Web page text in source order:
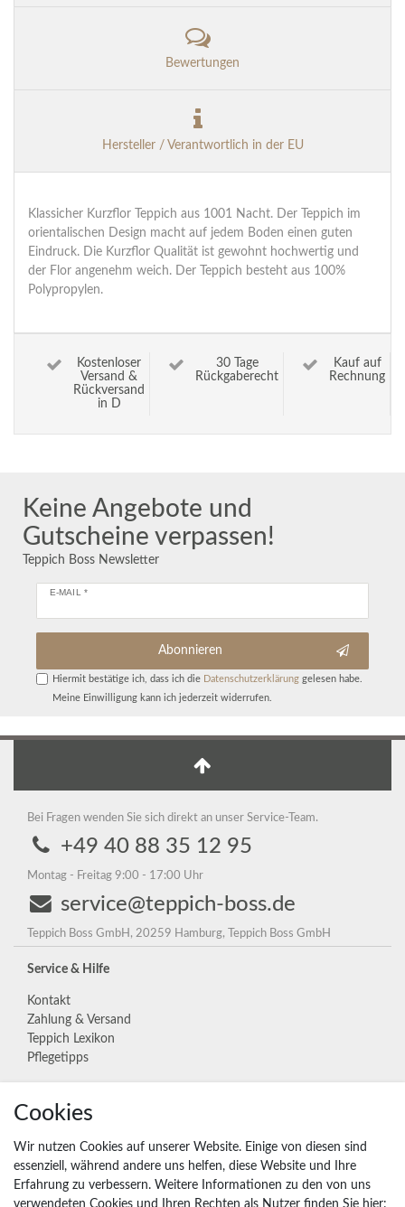
Bewertungen
Hersteller / Verantwortlich in der EU
Klassicher Kurzflor Teppich aus 1001 Nacht. Der Teppich im
orientalischen Design macht auf jedem Boden einen guten
Eindruck. Die Kurzflor Qualität ist gewohnt hochwertig und
der Flor angenehm weich. Der Teppich besteht aus 100%
Polypropylen.
Kostenloser
Versand &
Rückversand
in D
30 Tage
Rückgaberecht
Kauf auf
Rechnung
Keine Angebote und
Gutscheine verpassen!
Teppich Boss Newsletter
E-MAIL *
Abonnieren
Hiermit bestätige ich, dass ich die Daten­schutz­erklärunggelesen habe.
Meine Einwilligung kann ich jederzeit widerrufen.
Bei Fragen wenden Sie sich direkt an unser Service-Team.
+49 40 88 35 12 95
Montag - Freitag 9:00 - 17:00 Uhr
service@teppich-boss.de
Teppich Boss GmbH, 20259 Hamburg, Teppich Boss GmbH
Service & Hilfe
Kontakt
Zahlung & Versand
Teppich Lexikon
Pflegetipps
Unternehmen
Widerrufs­recht
Vertrag widerrufen
Impressum
Cookies
Wir nutzen Cookies auf unserer Website. Einige von diesen sind
essenziell, während andere uns helfen, diese Website und Ihre
Erfahrung zu verbessern. Weitere Informationen zu den von uns
verwendeten Cookies und Ihren Rechten als Nutzer finden Sie hier: